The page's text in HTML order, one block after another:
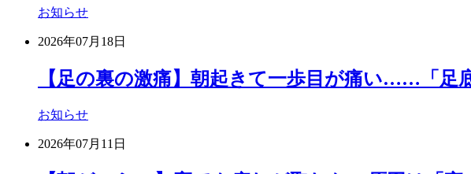
お知らせ
2026年07月18日
【足の裏の激痛】朝起きて一歩目が痛い……「足
お知らせ
2026年07月11日